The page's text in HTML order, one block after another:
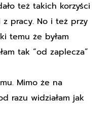
też takich korzyści
pracy. No i też przy
temu że byłam
tak “od zaplecza”
Mimo że na
razu widziałam jak